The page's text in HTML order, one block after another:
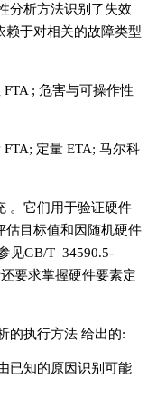
分析方法识别了失效
赖于对相关的故障类型
; 危害与可操作性
定量 ETA; 马尔科
。它们用于验证硬件
估目标值和因随机硬件
见GB/T 34590.5-
要求掌握硬件要素定
的执行方法 给出的:
已知的原因识别可能